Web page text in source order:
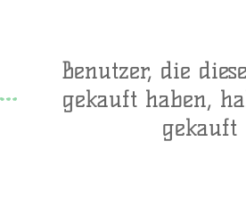
Benutzer, die
gekauft haben,
gekauft